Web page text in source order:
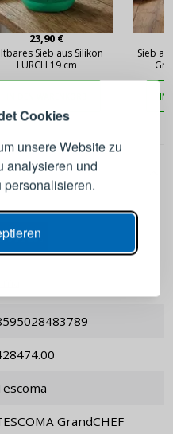
Cookies
unsere Website zu
analysieren und
personalisieren.
23,90 €
Sieb aus Silikon
LURCH 19 cm
Sieb
IN
8595028483789
428474.00
Tescoma
TESCOMA GrandCHEF
REGISTRIEREN
bei Ihrem